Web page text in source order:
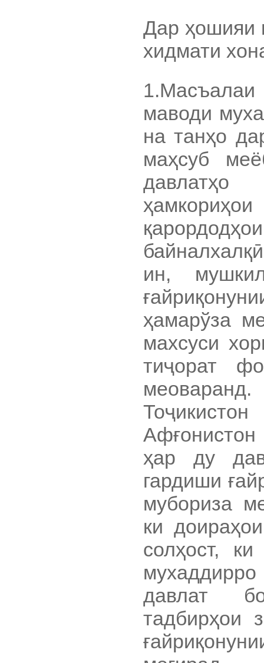
Дар ҳошияи
хидмати
маводи
на танҳо
маҳсуб
давлатҳо
ин,
ҳамарўза
махсуси
тиҷорат
ҳар ду
гардиши
мубориза
ки
солҳост,
давлат
тадбирҳои